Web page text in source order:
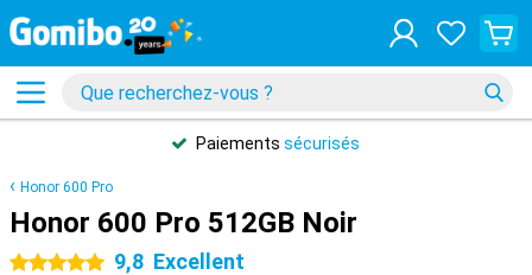
Paiements sécurisés
Honor 600 Pro
Honor 600 Pro 512GB Noir
5 étoiles 9,8 Excellent